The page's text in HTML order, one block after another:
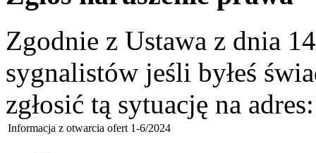
Zgodnie z Ustawa z dnia
sygnalistów jeśli byłeś
zgłosić tą sytuację na
Informacja z otwarcia ofert 1-6/2024